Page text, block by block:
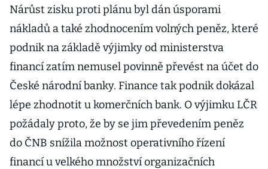
Nárůst zisku proti plánu byl dán úsporami
nákladů a také zhodnocením volných peněz, které
podnik na základě výjimky od ministerstva
financí zatím nemusel povinně převést na účet do
České národní banky. Finance tak podnik dokázal
lépe zhodnotit u komerčních bank. O výjimku LČR
požádaly proto, že by se jim převedením peněz
do ČNB snížila možnost operativního řízení
financí u velkého množství organizačních